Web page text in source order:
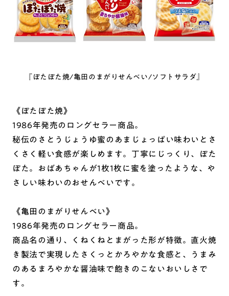
『ぽたぽた焼/亀田のまがりせんべい/ソフトサラダ』
《ぽたぽた焼》
1986年発売のロングセラー商品。
秘伝のさとうじょうゆ蜜のあまじょっぱい味わいとさ
くさく軽い食感が楽しめます。丁寧にじっくり、ぽた
ぽた。おばあちゃんが1枚1枚に蜜を塗ったような、や
さしい味わいのおせんべいです。
《亀田のまがりせんべい》
1986年発売のロングセラー商品。
商品名の通り、くねくねとまがった形が特徴。直火焼
き製法で実現したさくっとかろやかな食感と、うまみ
のあるまろやかな醤油味で飽きのこないおいしさで
す。